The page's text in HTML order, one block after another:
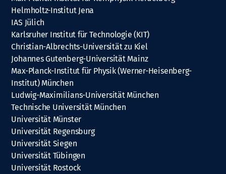
Helmholtz-Institut Jena
IAS Jülich
Karlsruher Institut für Technologie (KIT)
Christian-Albrechts-Universität zu Kiel
Johannes Gutenberg-Universität Mainz
Max-Planck-Institut für Physik (Werner-Heisenberg-
Institut) München
Ludwig-Maximilians-Universität München
Technische Universität München
Universität Münster
Universität Regensburg
Universität Siegen
Universität Tübingen
Universität Rostock